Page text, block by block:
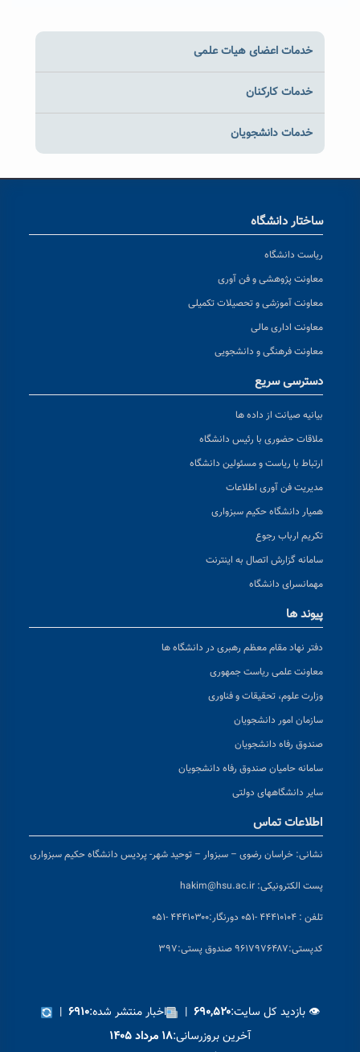
خدمات اعضای هیات علمی
خدمات کارکنان
خدمات دانشجویان
ساختار دانشگاه
ریاست دانشگاه
معاونت پژوهشی و فن آوری
معاونت آموزشی و تحصیلات تکمیلی
معاونت اداری مالی
معاونت فرهنگی و دانشجویی
دسترسی سریع
بیانیه صیانت از داده ها
ملاقات حضوری با رئیس دانشگاه
ارتباط با ریاست و مسئولین دانشگاه
مدیریت فن آوری اطلاعات
همیار دانشگاه حکیم سبزواری
تکریم ارباب رجوع
سامانه گزارش اتصال به اینترنت
مهمانسرای دانشگاه
پیوند ها
دفتر نهاد مقام معظم رهبری در دانشگاه ها
معاونت علمی ریاست جمهوری
وزارت علوم، تحقیقات و فناوری
سازمان امور دانشجویان
صندوق رفاه دانشجویان
سامانه حامیان صندوق رفاه دانشجویان
سایر دانشگاههای دولتی
اطلاعات تماس
نشانی: خراسان رضوی – سبزوار – توحید شهر- پردیس دانشگاه حکیم سبزواری
پست الکترونیکی: hakim@hsu.ac.ir
تلفن : ۴۴۴۱۰۱۰۴ -۰۵۱ دورنگار:۴۴۴۱۰۳۰۰ -۰۵۱
کدپستی:۹۶۱۷۹۷۶۴۸۷ صندوق پستی:۳۹۷
👁 بازدید کل سایت:۶۹۰,۵۲۰ | اخبار منتشر شده:۶۹۱۰ |
آخرین بروزرسانی:۱۸ مرداد ۱۴۰۵